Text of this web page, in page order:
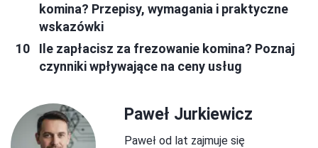
komina? Przepisy, wymagania i praktyczne
wskazówki
Ile zapłacisz za frezowanie komina? Poznaj
czynniki wpływające na ceny usług
Paweł Jurkiewicz
Paweł od lat zajmuje się